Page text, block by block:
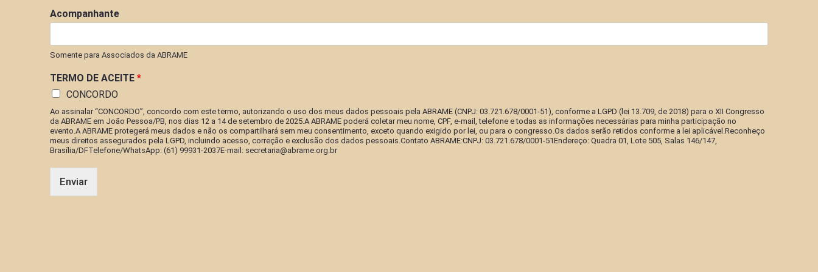
Acompanhante
Somente para Associados da ABRAME
TERMO DE ACEITE *
CONCORDO
Ao assinalar “CONCORDO”, concordo com este termo, autorizando o uso dos meus dados pessoais pela ABRAME (CNPJ: 03.721.678/0001-51), conforme a LGPD (lei 13.709, de 2018) para o XII Congresso
da ABRAME em João Pessoa/PB, nos dias 12 a 14 de setembro de 2025.A ABRAME poderá coletar meu nome, CPF, e-mail, telefone e todas as informações necessárias para minha participação no
evento.A ABRAME protegerá meus dados e não os compartilhará sem meu consentimento, exceto quando exigido por lei, ou para o congresso.Os dados serão retidos conforme a lei aplicável.Reconheço
meus direitos assegurados pela LGPD, incluindo acesso, correção e exclusão dos dados pessoais.Contato ABRAME:CNPJ: 03.721.678/0001-51Endereço: Quadra 01, Lote 505, Salas 146/147,
Brasília/DFTelefone/WhatsApp: (61) 99931-2037E-mail: secretaria@abrame.org.br
Enviar